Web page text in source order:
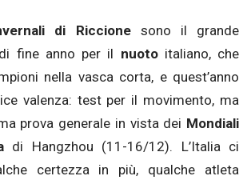
di Riccionesono il grande
fine anno per il nuotoitaliano, che
nella vasca corta, e quest’anno
valenza: test per il movimento, ma
prova generale in vista dei Mondiali
di Hangzhou (11-16/12). L’Italia ci
certezza in più, qualche atleta